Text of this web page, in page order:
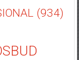
(934)